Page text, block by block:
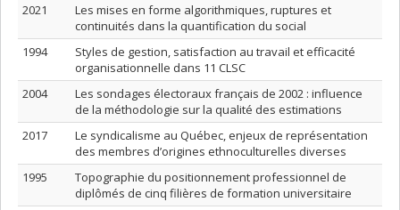
2021
Les mises en forme algorithmiques, ruptures et
continuités dans la quantification du social
1994
Styles de gestion, satisfaction au travail et efficacité
organisationnelle dans 11 CLSC
2004
Les sondages électoraux français de 2002 : influence
de la méthodologie sur la qualité des estimations
2017
Le syndicalisme au Québec, enjeux de représentation
des membres d’origines ethnoculturelles diverses
1995
Topographie du positionnement professionnel de
diplômés de cinq filières de formation universitaire